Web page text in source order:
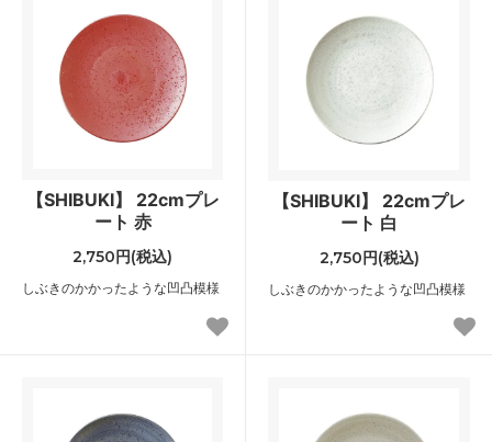
【SHIBUKI】 22cmプレ
ート 赤
2,750円(税込)
しぶきのかかったような凹凸模様
【SHIBUKI】 22cmプレ
ート 白
2,750円(税込)
しぶきのかかったような凹凸模様